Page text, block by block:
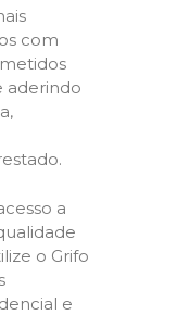
com
aderindo
a
o Grifo
e